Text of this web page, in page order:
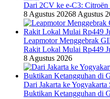
Dari 2CV ke e-C3:
8 Agustus 20268 Agustus
Leapmotor Menggebrak
Rakit Lokal Mulai Rp449
8 Agustus 2026
Dari Jakarta ke
Buktikan Ketangguhan di